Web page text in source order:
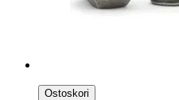
Ostoskori